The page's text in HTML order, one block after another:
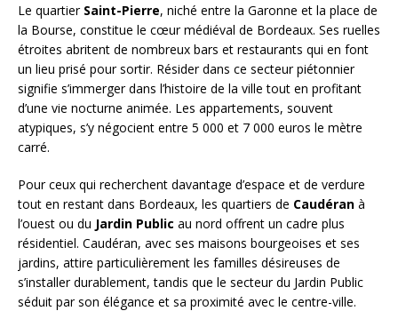
Le quartier Saint-Pierre, niché entre la Garonne et la place de
la Bourse, constitue le cœur médiéval de Bordeaux. Ses ruelles
étroites abritent de nombreux bars et restaurants qui en font
un lieu prisé pour sortir. Résider dans ce secteur piétonnier
signifie s’immerger dans l’histoire de la ville tout en profitant
d’une vie nocturne animée. Les appartements, souvent
atypiques, s’y négocient entre 5 000 et 7 000 euros le mètre
carré.
Pour ceux qui recherchent davantage d’espace et de verdure
tout en restant dans Bordeaux, les quartiers de Caudéran à
l’ouest ou du Jardin Public au nord offrent un cadre plus
résidentiel. Caudéran, avec ses maisons bourgeoises et ses
jardins, attire particulièrement les familles désireuses de
s’installer durablement, tandis que le secteur du Jardin Public
séduit par son élégance et sa proximité avec le centre-ville.